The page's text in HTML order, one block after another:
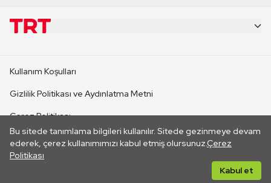
Bu sitede tanımlama bilgileri kullanılır. Sitede gezinmeye devam
ederek, çerez kullanımımızı kabul etmiş olursunuz.Çerez
Politikası
Kabul et
CANLI YAYINLAR
Kullanım Koşulları
Gizlilik Politikası ve Aydınlatma Metni
Çerez Politikası
İletişim
Her hakkı saklıdır. ©2026 TRT. Bağlantı yoluyla gidilen dış